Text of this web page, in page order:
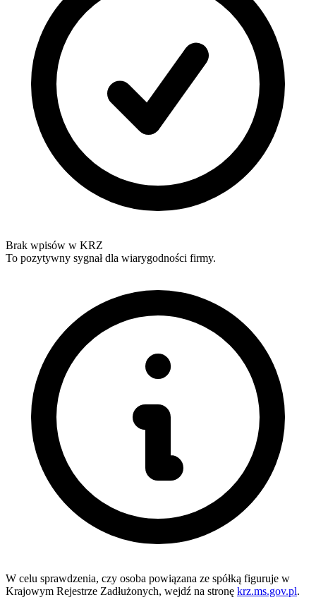
Brak wpisów w KRZ
To pozytywny sygnał dla wiarygodności firmy.
W celu sprawdzenia, czy osoba powiązana ze spółką figuruje w
Krajowym Rejestrze Zadłużonych, wejdź na stronę krz.ms.gov.pl.